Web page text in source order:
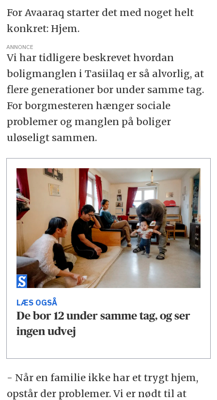
For Avaaraq starter det med noget helt
konkret: Hjem.
ANNONCE
Vi har tidligere beskrevet hvordan
boligmanglen i Tasiilaq er så alvorlig, at
flere generationer bor under samme tag.
For borgmesteren hænger sociale
problemer og manglen på boliger
uløseligt sammen.
LÆS OGSÅ
De bor 12 under samme tag, og ser
ingen udvej
- Når en familie ikke har et trygt hjem,
opstår der problemer. Vi er nødt til at